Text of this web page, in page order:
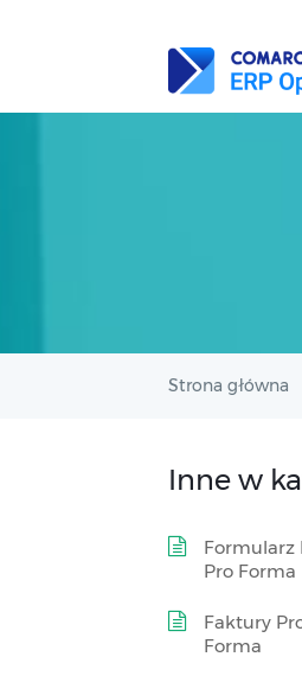
Strona główna
Inne w
Formularz
Pro Forma
Faktury
Forma